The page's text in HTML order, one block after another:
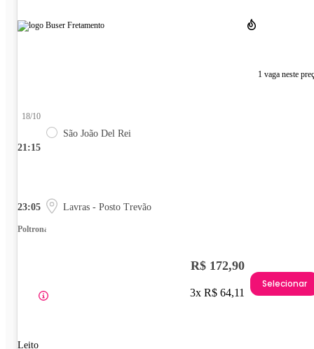
1 vaga neste
21:15
18/10
São João Del Rei
23:05 Lavras - Posto Trevão
Poltrona
Leito
R$ 172,90
3x R$ 64,11
Selecionar